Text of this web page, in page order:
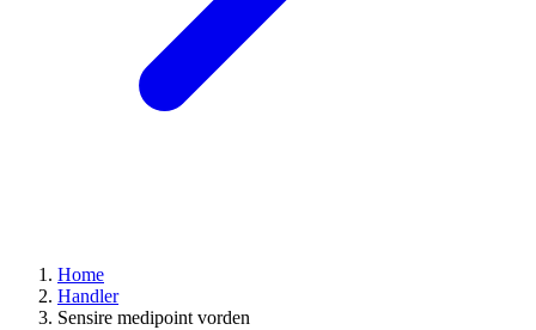
Home
Handler
Sensire medipoint vorden